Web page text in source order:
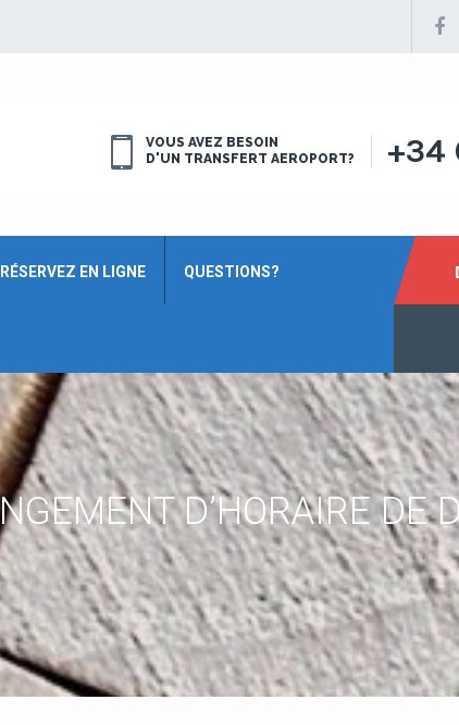
VOUS AVEZ BESOIN
D'UN TRANSFERT AEROPORT?
+34
RÉSERVEZ EN LIGNE QUESTIONS?
D’HORAIRE DE